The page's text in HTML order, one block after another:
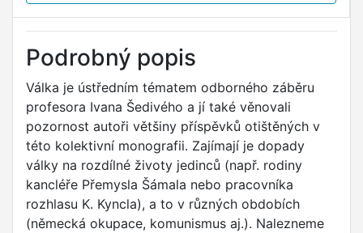
Podrobný popis
Válka je ústředním tématem odborného záběru
profesora Ivana Šedivého a jí také věnovali
pozornost autoři většiny příspěvků otištěných v
této kolektivní monografii. Zajímají je dopady
války na rozdílné životy jedinců (např. rodiny
kancléře Přemysla Šámala nebo pracovníka
rozhlasu K. Kyncla), a to v různých obdobích
(německá okupace, komunismus aj.). Nalezneme